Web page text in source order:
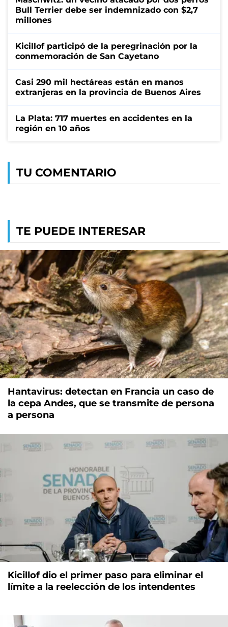
Bull Terrier debe ser indemnizado con $2,7
millones
Kicillof participó de la peregrinación por la
conmemoración de San Cayetano
Casi 290 mil hectáreas están en manos
extranjeras en la provincia de Buenos Aires
La Plata: 717 muertes en accidentes en la
región en 10 años
TU COMENTARIO
TE PUEDE INTERESAR
Hantavirus: detectan en Francia un caso de
la cepa Andes, que se transmite de persona
a persona
Kicillof dio el primer paso para eliminar el
límite a la reelección de los intendentes